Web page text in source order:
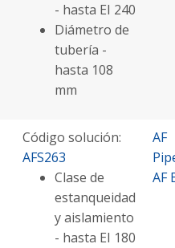
- hasta EI 240
Diámetro de
tubería -
hasta 108
mm
Código solución:
AFS263
Clase de
estanqueidad
y aislamiento
- hasta EI 180
AF
AF